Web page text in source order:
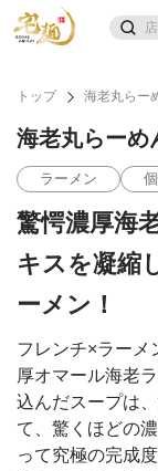
トップ 海老丸らー
海老丸らーめ
ラーメン
驚愕濃厚海
キスを凝縮
ーメン！
フレンチ×ラーメ
厚オマール海老
込んだスープは
て、驚くほどの
って究極の完成